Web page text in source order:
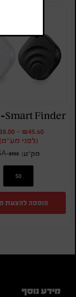
₪45.60
-
38.00
(לפני מע"מ)
8905
הוספה להצעת
מידע נוסף